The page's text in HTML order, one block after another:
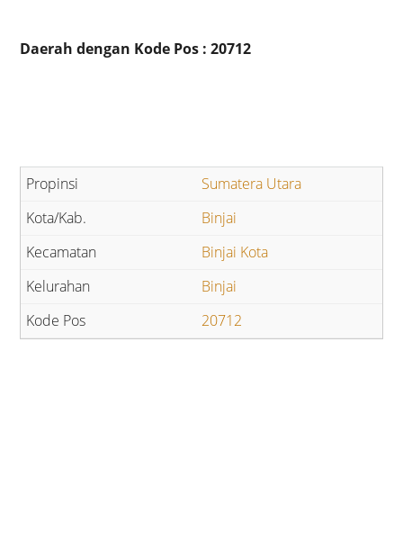
Daerah dengan Kode Pos : 20712
Sumatera Utara
Binjai
Binjai Kota
Binjai
20712